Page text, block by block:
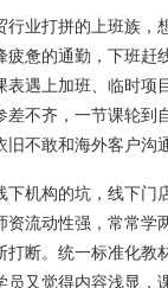
行业打拼的上班族，
疲惫的通勤，下班赶
表遇上加班、临时项
差不齐，一节课轮到
不敢和海外客户沟通
下机构的坑，线下门
资流动性强，常常学
打断。统一标准化教
员又觉得内容浅显，